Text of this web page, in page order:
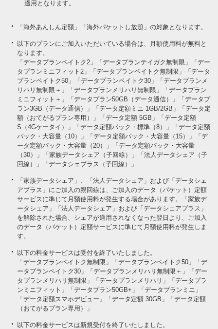
適用となります。
「海外あんしん定額」「海外パケットし放題」の対象となります。
以下のプランにご加入いただいている場合は、月額使用料が無料と
なります。
「データプランペイトク2」「データプランテイガク無制限」「デー
タプランミニフィット2」「データプランペイトク無制限」「データ
プランペイトク50」「データプランペイトク30」「データプランメ
リハリ無制限＋」「データプランメリハリ無制限」「データプラン
ミニフィット＋」「データプラン50GB（データ通信）」「データプ
ラン3GB（データ通信）」「データ定額ミニ 1GB/2GB」「データ定
額（おてがるプラン専用）」「データ定額 5GB」「データ定額
S（4Gケータイ）」「データ定額パック・標準（8）」「データ定額
パック・大容量（10）」「データ定額パック・大容量（15）」「デ
ータ定額パック・大容量（20）」「データ定額パック・大容量
（30）」「家族データシェア（子回線）」「法人データシェア（子
回線）」「データシェプラス（子回線）」
「家族データシェア」、「法人データシェア」および「データシェ
アプラス」にご加入の親回線は、ご加入のデータ（パケット）定額
サービスに準じて月額使用料が発生する場合があります。「家族デ
ータシェア」「法人データシェア」および「データシェアプラス」
を解除された場合、シェアが適用されなくなった翌日より、ご加入
のデータ（パケット）定額サービスに準じて月額使用料が発生しま
す。
以下の料金サービスは受付を終了いたしました。
「データプランペイトク無制限」「データプランペイトク50」「デ
ータプランペイトク30」「データプランメリハリ無制限＋」「デー
タプランメリハリ無制限」「データプランメリハリ」「データプラ
ンミニフィット」「データプラン50GB+」「データプランミニ」
「データ定額スマホデビュー」「データ定額 30GB」「データ定額
（おてがるプラン専用）」
以下の料金サービスは新規受付を終了いたしました。